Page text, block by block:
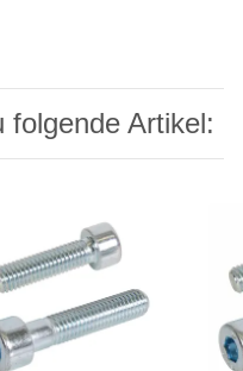
folgende Artikel: